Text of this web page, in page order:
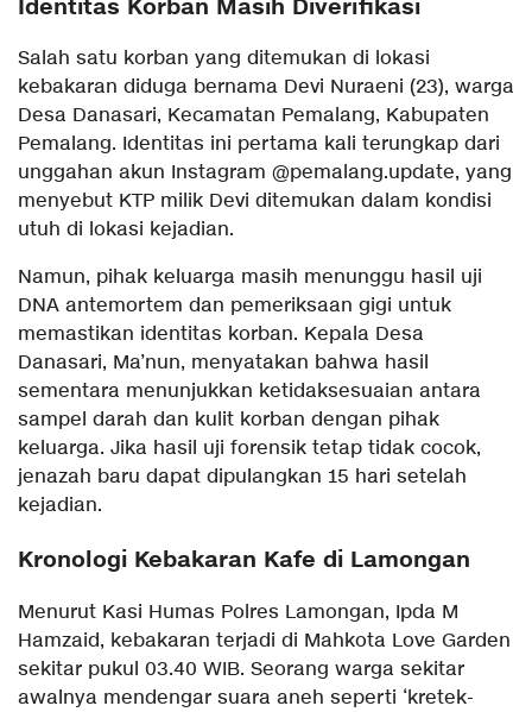
Identitas Korban Masih Diverifikasi
Salah satu korban yang ditemukan di lokasi
kebakaran diduga bernama Devi Nuraeni (23), warga
Desa Danasari, Kecamatan Pemalang, Kabupaten
Pemalang. Identitas ini pertama kali terungkap dari
unggahan akun Instagram @pemalang.update, yang
menyebut KTP milik Devi ditemukan dalam kondisi
utuh di lokasi kejadian.
Namun, pihak keluarga masih menunggu hasil uji
DNA antemortem dan pemeriksaan gigi untuk
memastikan identitas korban. Kepala Desa
Danasari, Ma’nun, menyatakan bahwa hasil
sementara menunjukkan ketidaksesuaian antara
sampel darah dan kulit korban dengan pihak
keluarga. Jika hasil uji forensik tetap tidak cocok,
jenazah baru dapat dipulangkan 15 hari setelah
kejadian.
Kronologi Kebakaran Kafe di Lamongan
Menurut Kasi Humas Polres Lamongan, Ipda M
Hamzaid, kebakaran terjadi di Mahkota Love Garden
sekitar pukul 03.40 WIB. Seorang warga sekitar
awalnya mendengar suara aneh seperti ‘kretek-